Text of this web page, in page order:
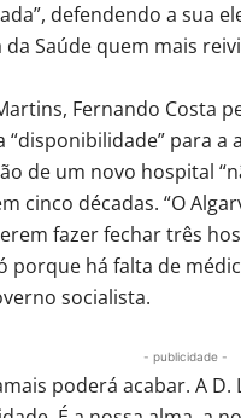
defendendo a sua
Saúde quem mais
Fernando Costa
“disponibilidade” para a
de um novo hospital
cinco décadas. “O
fazer fechar três
porque há falta de
socialista.
- publicidade -
poderá acabar. A